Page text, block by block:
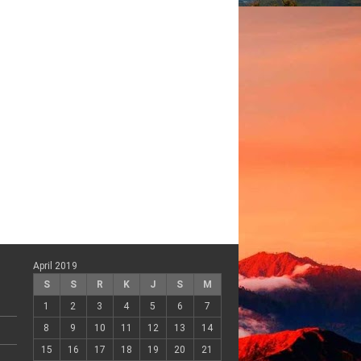
April 2019
S
S R K J S
M
1
2 3 4 5 6
7
8
9 10 11 12 13
14
15
16 17 18 19 20 21